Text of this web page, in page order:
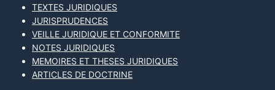
TEXTES JURIDIQUES
JURISPRUDENCES
VEILLE JURIDIQUE ET CONFORMITE
NOTES JURIDIQUES
MEMOIRES ET THESES JURIDIQUES
ARTICLES DE DOCTRINE